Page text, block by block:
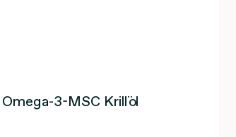
Omega-3-MSC Krillöl